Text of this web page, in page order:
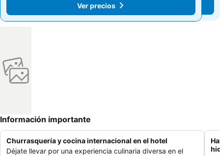
Ver precios
Ver precios
Información importante
Churrasquería y cocina internacional en el hotel
Déjate llevar por una experiencia culinaria diversa en el